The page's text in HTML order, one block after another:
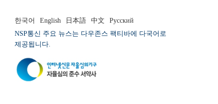
한국어 English 日本語 中文
Русский
NSP통신 주요 뉴스는 다우존스 팩티바에 다국어로
제공됩니다.